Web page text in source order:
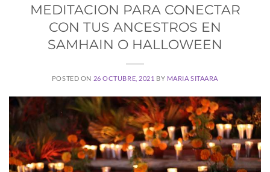
MEDITACION PARA CONECTAR
CON TUS ANCESTROS EN
SAMHAIN O HALLOWEEN
POSTED ON 26 OCTUBRE, 2021 BY MARIA SITAARA